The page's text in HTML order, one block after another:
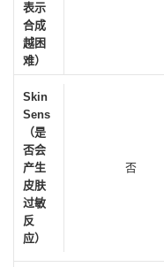
表示
合成
越困
难）
Skin
Sens
（是
否会
产生
皮肤
过敏
反
应）
否